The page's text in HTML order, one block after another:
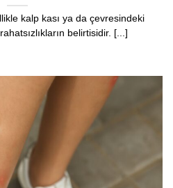
kalp kası ya da çevresindeki
belirtisidir. [...]